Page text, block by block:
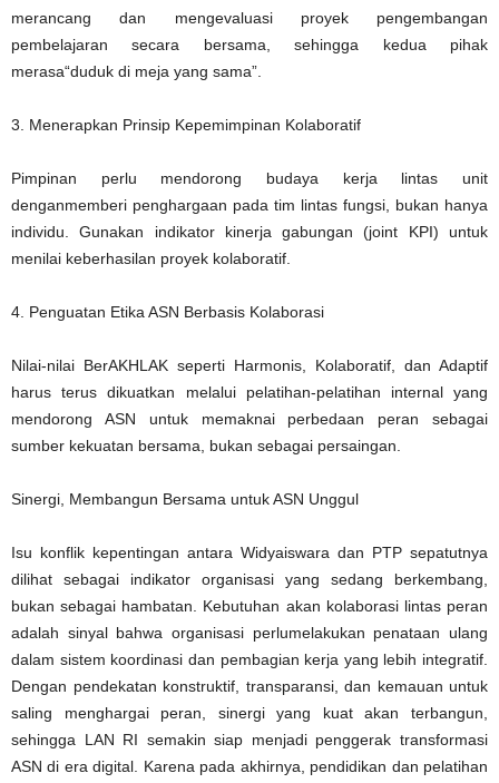
merancang dan mengevaluasi proyek pengembangan
pembelajaran secara bersama, sehingga kedua pihak
merasa“duduk di meja yang sama”.
3. Menerapkan Prinsip Kepemimpinan Kolaboratif
Pimpinan perlu mendorong budaya kerja lintas unit
denganmemberi penghargaan pada tim lintas fungsi, bukan hanya
individu. Gunakan indikator kinerja gabungan (joint KPI) untuk
menilai keberhasilan proyek kolaboratif.
4. Penguatan Etika ASN Berbasis Kolaborasi
Nilai-nilai BerAKHLAK seperti Harmonis, Kolaboratif, dan Adaptif
harus terus dikuatkan melalui pelatihan-pelatihan internal yang
mendorong ASN untuk memaknai perbedaan peran sebagai
sumber kekuatan bersama, bukan sebagai persaingan.
Sinergi, Membangun Bersama untuk ASN Unggul
Isu konflik kepentingan antara Widyaiswara dan PTP sepatutnya
dilihat sebagai indikator organisasi yang sedang berkembang,
bukan sebagai hambatan. Kebutuhan akan kolaborasi lintas peran
adalah sinyal bahwa organisasi perlumelakukan penataan ulang
dalam sistem koordinasi dan pembagian kerja yang lebih integratif.
Dengan pendekatan konstruktif, transparansi, dan kemauan untuk
saling menghargai peran, sinergi yang kuat akan terbangun,
sehingga LAN RI semakin siap menjadi penggerak transformasi
ASN di era digital. Karena pada akhirnya, pendidikan dan pelatihan